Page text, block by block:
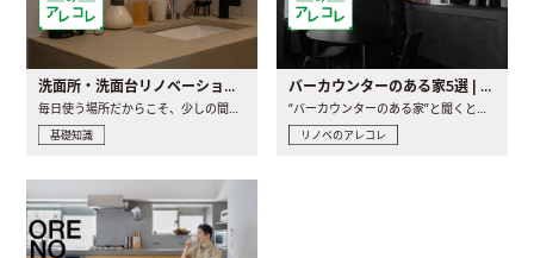
洗面所・洗面台リノベーションの事例と間取りアイデア
基礎知識
バーカウンターのある家5選 | 日常に馴染む“距離の近い”キッチンとは
リノベのアレコレ